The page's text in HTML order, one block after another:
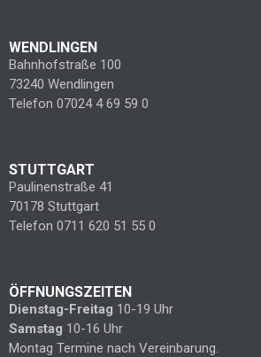
WENDLINGEN
Bahnhofstraße 100
73240 Wendlingen
Telefon 07024 4 69 59 0
STUTTGART
Paulinenstraße 41
70178 Stuttgart
Telefon 0711 620 51 55 0
ÖFFNUNGSZEITEN
Dienstag-Freitag 10-19 Uhr
Samstag 10-16 Uhr
Montag Termine nach Vereinbarung.